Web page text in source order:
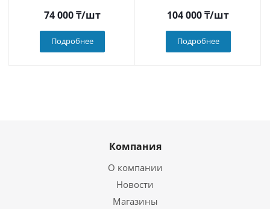
74 000₸/шт
Подробнее
104 000₸/шт
Подробнее
Компания
О компании
Новости
Магазины